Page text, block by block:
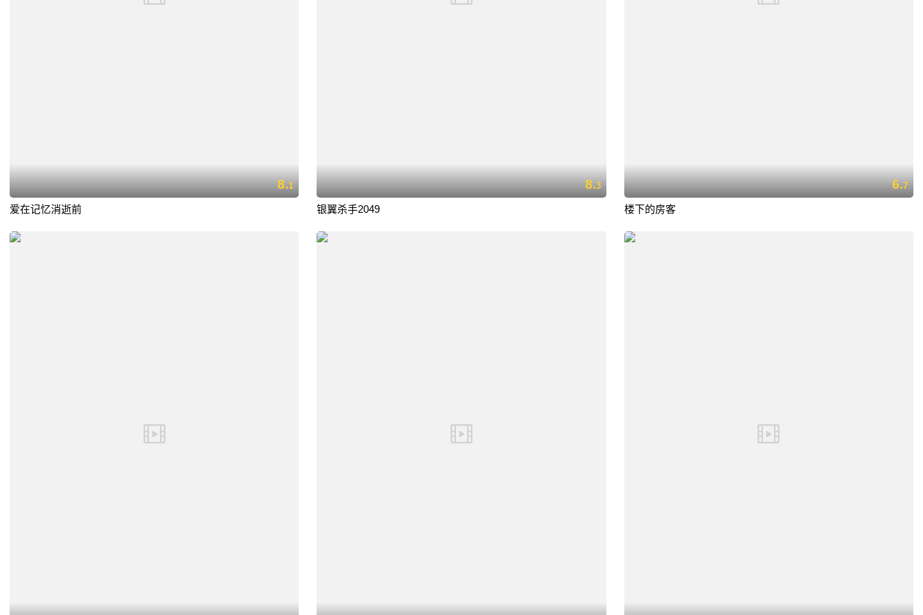
8.1
爱在记忆消逝前
8.3
银翼杀手2049
6.7
楼下的房客